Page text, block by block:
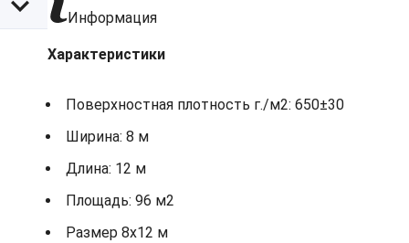
Информация
Характеристики
Поверхностная плотность г./м2: 650±30
Ширина: 8 м
Длина: 12 м
Площадь: 96 м2
Размер 8x12 м